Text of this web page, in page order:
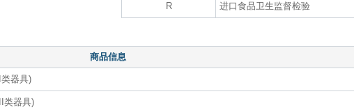
R 进口食品卫生监督检验
商品信息
器具)
类器具)